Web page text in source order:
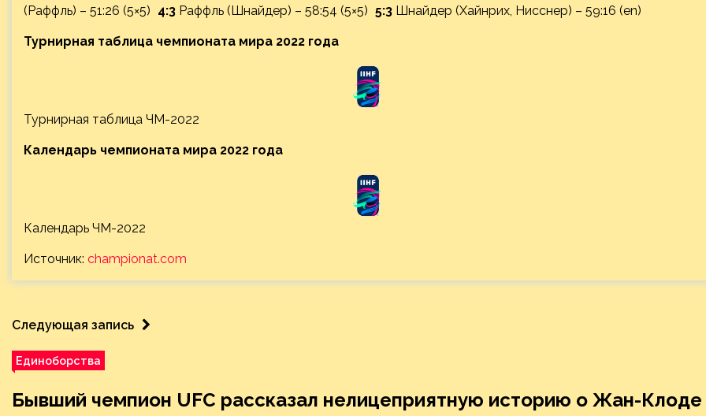
(Раффль) – 51:26 (5×5) 4:3 Раффль (Шнайдер) – 58:54 (5×5) 5:3 Шнайдер (Хайнрих, Нисснер) – 59:16 (en)
Турнирная таблица чемпионата мира 2022 года
Турнирная таблица ЧМ-2022
Календарь чемпионата мира 2022 года
Календарь ЧМ-2022
Источник: championat.com
Следующая запись
Единоборства
Бывший чемпион UFC рассказал нелицеприятную историю о Жан-Клоде